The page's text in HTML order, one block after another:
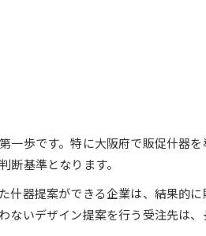
歩です。特に大阪府で販促什器
基準となります。
器提案ができる企業は、結果的
いデザイン提案を行う受注先は